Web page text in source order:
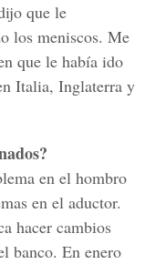
que le
los meniscos. Me
que le había ido
Italia, Inglaterra y
en el hombro
en el aductor.
hacer cambios
banco. En enero